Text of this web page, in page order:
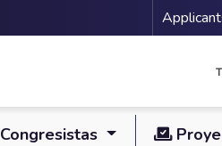
Congresistas